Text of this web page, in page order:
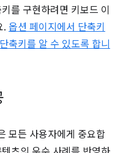
를 구현하려면 키보드 이
. 옵션 페이지에서 단축키
축키를 알 수 있도록 합니
모든 사용자에게 중요합